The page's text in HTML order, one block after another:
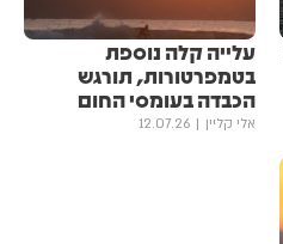
עלייה קלה נוספת
בטמפרטורות, תורגש
הכבדה בעומסי החום
אלי קליין 12.07.26